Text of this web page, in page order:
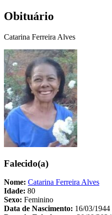
Obituário
Catarina Ferreira Alves
Falecido(a)
Nome: Catarina Ferreira Alves
Idade: 80
Sexo: Feminino
Data de Nascimento: 16/03/1944